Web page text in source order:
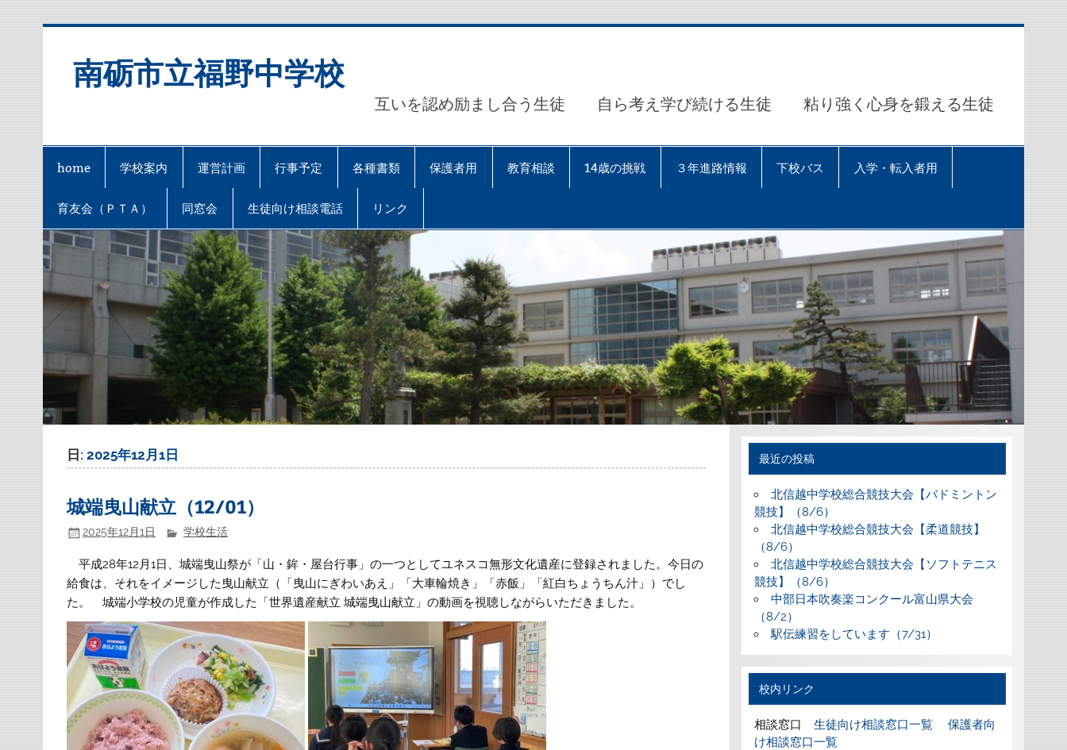
南砺市立福野中学校
互いを認め励まし合う生徒 自ら考え学び続ける生徒 粘り強く心身を鍛える生徒
home 学校案内 運営計画 行事予定 各種書類 保護者用 教育相談 14歳の挑戦 ３年進路情報 下校バス 入学・転入者用
育友会（ＰＴＡ） 同窓会 生徒向け相談電話 リンク
日:2025年12月1日
城端曳山献立（12/01）
2025年12月1日 学校生活
平成28年12月1日、城端曳山祭が「山・鉾・屋台行事」の一つとしてユネスコ無形文化遺産に登録されました。今日の
給食は、それをイメージした曳山献立（「曳山にぎわいあえ」「大車輪焼き」「赤飯」「紅白ちょうちん汁」）でし
た。 城端小学校の児童が作成した「世界遺産献立 城端曳山献立」の動画を視聴しながらいただきました。
最近の投稿
北信越中学校総合競技大会【バドミントン
競技】（8/6）
北信越中学校総合競技大会【柔道競技】
（8/6）
北信越中学校総合競技大会【ソフトテニス
競技】（8/6）
中部日本吹奏楽コンクール富山県大会
（8/2）
駅伝練習をしています（7/31）
校内リンク
相談窓口 生徒向け相談窓口一覧
保護者向
け相談窓口一覧